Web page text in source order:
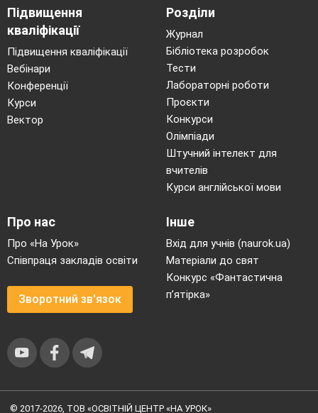
Підвищення
кваліфікації
Підвищення кваліфікації
Вебінари
Конференції
Курси
Вектор
Розділи
Журнал
Бібліотека розробок
Тести
Лабораторні роботи
Проєкти
Конкурси
Олімпіади
Штучний інтелект для
вчителів
Курси англійської мови
Про нас
Про «На Урок»
Співпраця закладів освіти
Зворотний зв'язок
Інше
Вхід для учнів (naurok.ua)
Матеріали до свят
Конкурс «Фантастична
п’ятірка»
© 2017-2026, ТОВ «ОСВІТНІЙ ЦЕНТР «НА УРОК»